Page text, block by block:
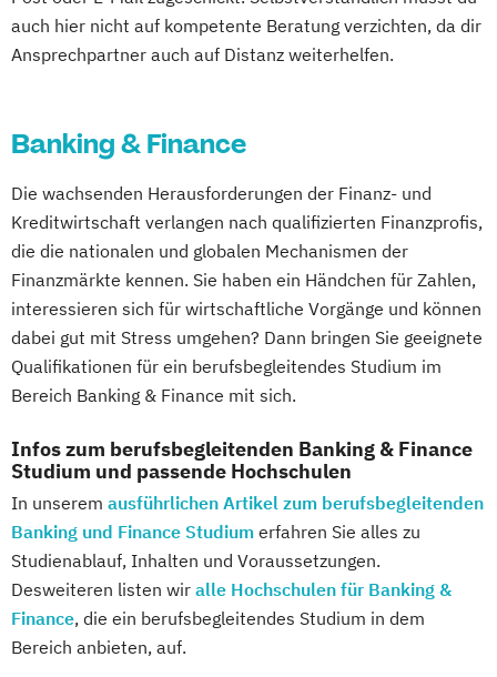
Psychologie Public Health
Public Management
Public Management für
Public Relations und Kommunikation
Pädagogik
Beratung und Personalentwicklung
Pädagogik Bildungsberatung und Leitung
Robotics (DE/EN) Social Media
Softwareentwicklung (DE/EN)
Soziale Arbeit
Soziale Arbeit Schwerpunkt Kinder und
Sozialpädagogik und Inklusion
Sportmanagement
Supply Chain Management
Tourismusmanagement UX Design
Umweltingenieurwesen Vertragsrecht
Wirtschaftsinformatik (DE/EN)
Wirtschaftsingenieurwesen
Wirtschaftsingenieurwesen (DE/EN)
Wirtschaftspsychologie & Künstliche
Intelligenz
Wirtschaftspsychologie im Online-
Abendstudium
Wirtschaftsrecht
Wirtschaftswissenschaften
Projekte erfolgreich führen Psychologie
Psychologie für Personalmanager/innen
Psychologie mit Schwerpunkt Klinische
Psychologie & Psychologische Beratung
Psychologie mit Schwerpunkt
Psychologische Diagnostik und Evaluation
Psychologie mit Schwerpunkt
Pädagogische Psychologie
Coach/in
Rechnungswesen für das Management
Sales & Management
Sanierungs und & Insolvenzmanagement
Service Leadership Certificate - Lufthansa
Social-Media- und E-Marketing-Manager/in
Psychologie: Entwicklung und Bildung
Psychologie: Entwicklung und Gesundheit
Psychologie: Soziale Prozesse und
Psychologie: Soziale Prozesse
Diversität und Intervention
Rechtswissenschaft
Soziologie – Zugänge zur
Gegenwartsgesellschaft
Volkswirtschaft Wirtschaftsinformatik
Wirtschaftspsychologie
Wirtschaftswissenschaft
Wirtschaftswissenschaft Studienrichtung
Digitalisierungsmanagement
Wirtschaftswissenschaft Studienrichtung
Finanzwirtschaft und Bewertung
Wirtschaftswissenschaft Studienrichtung
Rechnungslegung
Steuern und Wirtschaftsprüfung
Wirtschaftswissenschaft Studienrichtung
Risikomanagement
Wirtschaftswissenschaft Studienrichtung
auch hier nicht auf kompetente Beratung verzichten, da dir
Ansprechpartner auch auf Distanz weiterhelfen.
Banking & Finance
Die wachsenden Herausforderungen der Finanz- und
Kreditwirtschaft verlangen nach qualifizierten Finanzprofis,
die die nationalen und globalen Mechanismen der
Finanzmärkte kennen. Sie haben ein Händchen für Zahlen,
interessieren sich für wirtschaftliche Vorgänge und können
dabei gut mit Stress umgehen? Dann bringen Sie geeignete
Qualifikationen für ein berufsbegleitendes Studium im
Bereich Banking & Finance mit sich.
Infos zum berufsbegleitenden Banking & Finance
Studium und passende Hochschulen
In unserem ausführlichen Artikel zum berufsbegleitenden
Banking und Finance Studium erfahren Sie alles zu
Studienablauf, Inhalten und Voraussetzungen.
Desweiteren listen wir alle Hochschulen für Banking &
Finance, die ein berufsbegleitendes Studium in dem
Bereich anbieten, auf.